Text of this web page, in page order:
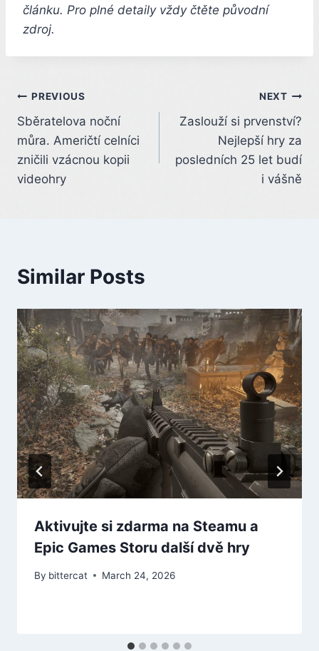
článku. Pro plné detaily vždy čtěte původní
zdroj.
Post
navigation
PREVIOUS
Sběratelova noční
můra. Američtí celníci
zničili vzácnou kopii
videohry
NEXT
Zaslouží si prvenství?
Nejlepší hry za
posledních 25 let budí
i vášně
Similar Posts
Aktivujte si zdarma na Steamu a
Epic Games Storu další dvě hry
By bittercat March 24, 2026